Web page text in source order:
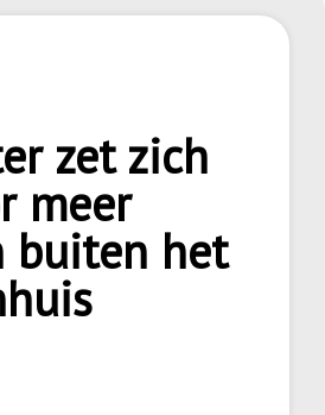
zet zich
meer
buiten het